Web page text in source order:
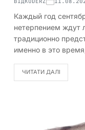
Каждый год
нетерпением ждут
традиционно
именно в это
ЧИТАТИ ДАЛІ